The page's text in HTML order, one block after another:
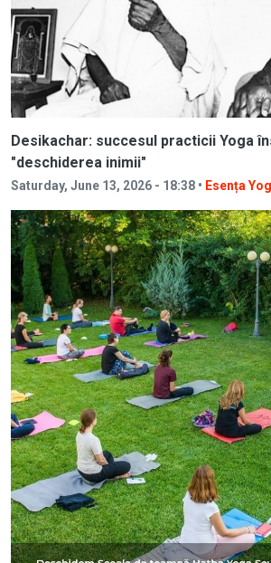
Desikachar: succesul practicii Yoga
"deschiderea inimii"
Saturday, June 13, 2026 - 18:38 • Esența
Image